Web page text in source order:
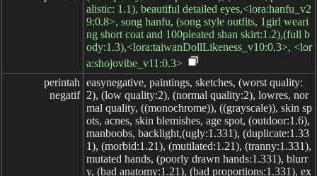
alistic: 1.1), beautiful detailed eyes,<lora:hanfu_v2
9:0.8>, song hanfu, (song style outfits, 1girl weari
ng short coat and 100pleated shan skirt:1.2),(full b
ody:1.3),<lora:taiwanDollLikeness_v10:0.3>, <lor
a:shojovibe_v11:0.3>
perintah
negatif
easynegative, paintings, sketches, (worst quality:
2), (low quality:2), (normal quality:2), lowres, nor
mal quality, ((monochrome)), ((grayscale)), skin sp
ots, acnes, skin blemishes, age spot, (outdoor:1.6),
manboobs, backlight,(ugly:1.331), (duplicate:1.33
1), (morbid:1.21), (mutilated:1.21), (tranny:1.331),
mutated hands, (poorly drawn hands:1.331), blurr
y, (bad anatomy:1.21), (bad proportions:1.331), ex